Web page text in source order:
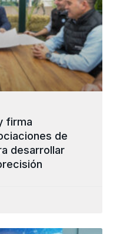
firma
de
desarrollar